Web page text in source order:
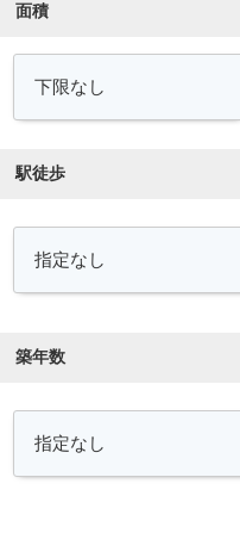
面積
駅徒歩
築年数